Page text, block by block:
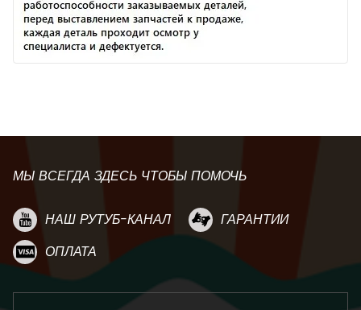
МЫ ВСЕГДА ЗДЕСЬ ЧТОБЫ ПОМОЧЬ
НАШ РУТУБ-КАНАЛ
ГАРАНТИИ
ОПЛАТА